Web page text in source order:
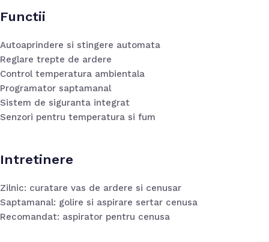
Functii
Autoaprindere si stingere automata
Reglare trepte de ardere
Control temperatura ambientala
Programator saptamanal
Sistem de siguranta integrat
Senzori pentru temperatura si fum
Intretinere
Zilnic: curatare vas de ardere si cenusar
Saptamanal: golire si aspirare sertar cenusa
Recomandat: aspirator pentru cenusa